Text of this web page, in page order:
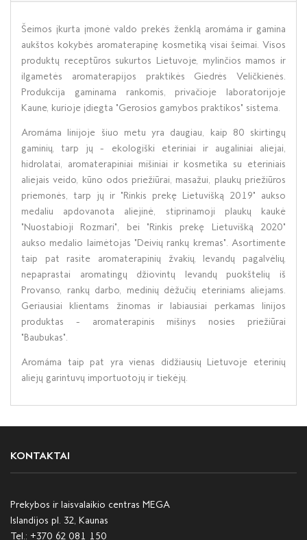
Šeimos įkurta įmonė valdo prekės ženklą aromáma ir gamina
aukštos kokybės aromaterapinę kosmetiką visai šeimai. Visos
produktų receptūros sukurtos Lietuvoje, mylinčios mamos ir
ilgametės aromaterapijos praktikės Giedrės Veličkienės.
Produkcija gaminama rankomis, privačioje laboratorijoje
Kaune, kurioje įdiegta "Gerosios gamybos praktikos" sistema.
Aromáma linijoje šiuo metu yra daugiau, kaip 80 skirtingų
gaminių, tarp jų - ekologiški eteriniai ir augaliniai aliejai,
hidrolatai, aromaterapiniai mišiniai ir kosmetika su eteriniais
aliejais veido, kūno odos priežiūrai, masažui, plaukų priežiūros
priemonės, tarp jų ir "Rinkis prekę Lietuvišką 2019" aukso
medaliu apdovanota aliejinė, stiprinamoji plaukų kaukė
"Nuostabioji Rozmari", bei "Rinkis prekę Lietuvišką 2020"
aukso medalio laimėtojas "Deivių rankų kremas". Asortimente
taip pat rasite aromaterapinių žvakių, levandų pagalvėlių,
nepaprastai aromatingų džiovintų levandų puokštelių iš
Provanso, rankų darbo, medinių dėžučių eteriniams aliejams.
Geriausiai klientams žinomas ir labiausiai perkamas linijos
produktas - aromaterapinis mišinys nosies priežiūrai
"Baubukas".
Aromáma taip pat yra vienas didžiausių Lietuvoje eterinių
aliejų garintuvų importuotojų ir tiekėjų.
KONTAKTAI
Prekybos ir laisvalaikio centras MEGA
Islandijos pl. 32, Kaunas
Tel.: +370 62 081 150